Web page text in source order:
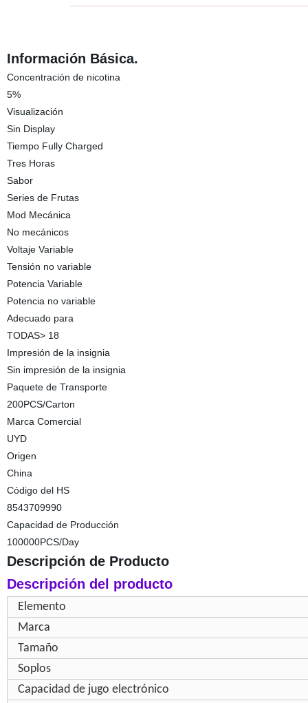
Información Básica.
Concentración de nicotina
5%
Visualización
Sin Display
Tiempo Fully Charged
Tres Horas
Sabor
Series de Frutas
Mod Mecánica
No mecánicos
Voltaje Variable
Tensión no variable
Potencia Variable
Potencia no variable
Adecuado para
TODAS> 18
Impresión de la insignia
Sin impresión de la insignia
Paquete de Transporte
200PCS/Carton
Marca Comercial
UYD
Origen
China
Código del HS
8543709990
Capacidad de Producción
100000PCS/Day
Descripción de Producto
Descripción del producto
Elemento
Marca
Tamaño
Soplos
Capacidad de jugo electrónico